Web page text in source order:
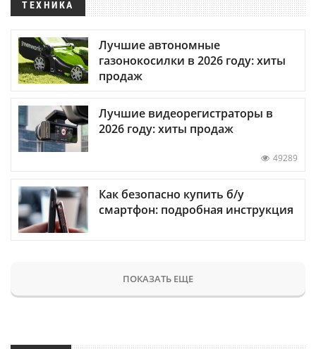
ТЕХНИКА
Лучшие автономные
газонокосилки в 2026 году: хиты
продаж
Лучшие видеорегистраторы в
2026 году: хиты продаж
49289
Как безопасно купить б/у
смартфон: подробная инструкция
ПОКАЗАТЬ ЕЩЕ